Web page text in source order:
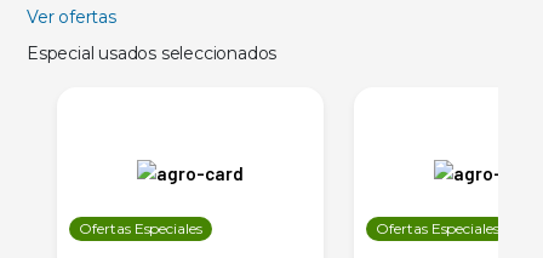
Ver ofertas
Especial usados seleccionados
Ofertas Especiales Ofertas Especiales